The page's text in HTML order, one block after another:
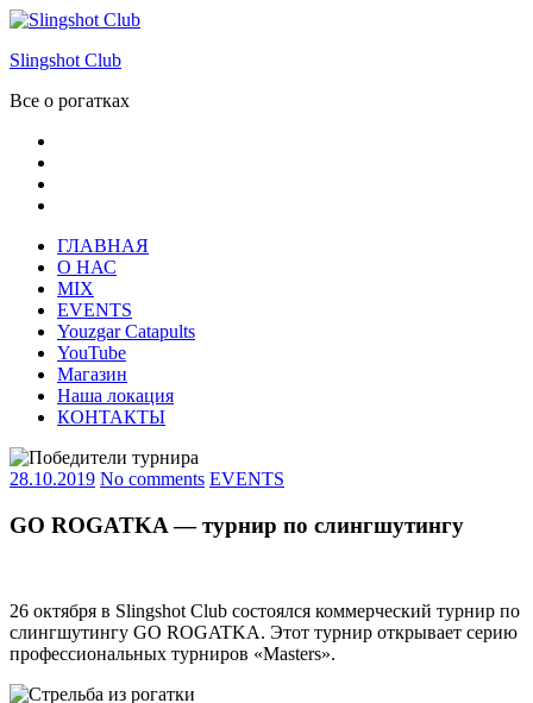
Skip
content
Slingshot Club
Все о рогатках
ГЛАВНАЯ
О НАС
MIX
EVENTS
Youzgar Catapults
YouTube
Магазин
Наша локация
КОНТАКТЫ
28.10.2019 No comments EVENTS
GO ROGATKA — турнир по слингшутингу
26 октября в Slingshot Club состоялся коммерческий турнир по
слингшутингу GO ROGATKA. Этот турнир открывает серию
профессиональных турниров «Masters».